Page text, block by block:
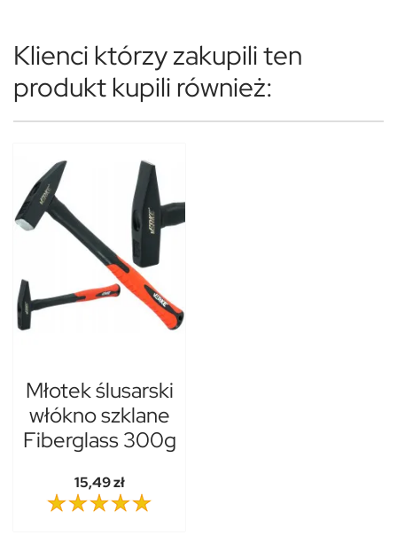
Klienci którzy zakupili ten
produkt kupili również:
Młotek ślusarski
włókno szklane
Fiberglass 300g
15,49 zł